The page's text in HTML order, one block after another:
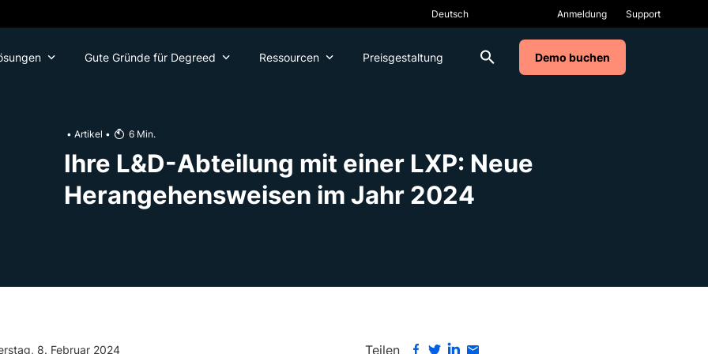
Anmeldung Support
Gute Gründe für Degreed Ressourcen Preisgestaltung Demo buchen
• Artikel • 6 Min.
Ihre L&D-Abteilung mit einer LXP: Neue
Herangehensweisen im Jahr 2024
8. Februar 2024 Teilen